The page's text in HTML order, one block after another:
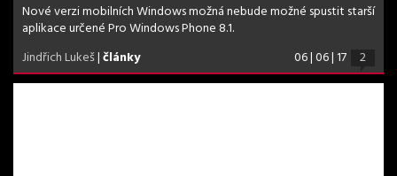
Nové verzi mobilních Windows možná nebude možné spustit starší
aplikace určené Pro Windows Phone 8.1.
Jindřich Lukeš|články 06 | 06 | 17 2